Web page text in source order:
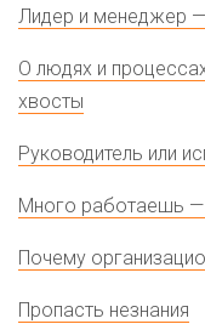
Лидер и менеджер
О людях и
хвосты
Руководитель или
Много работаешь —
Почему
Пропасть незнания